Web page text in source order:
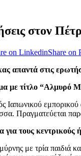
στον
on LinkedinShare on
απαντά στις
με τίτλο “Αλμυρό
Ιαπωνικού
Πραγματεύεται
τους κεντρικούς
με τρία